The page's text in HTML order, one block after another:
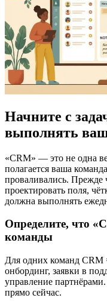
Начните с
выполнять
«CRM» — это не одна
полагается ваша
проваливались.
проектировать поля,
должна выполнять
Определите, что
команды
Для одних команд CRM
онбординг, заявки в
управление
прямо сейчас.